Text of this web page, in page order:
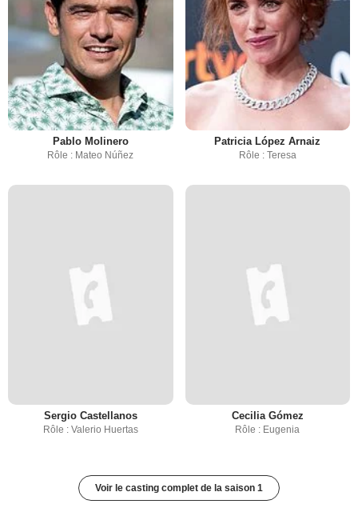
Pablo Molinero
Rôle : Mateo Núñez
Patricia López Arnaiz
Rôle : Teresa
Sergio Castellanos
Rôle : Valerio Huertas
Cecilia Gómez
Rôle : Eugenia
Voir le casting complet de la saison 1